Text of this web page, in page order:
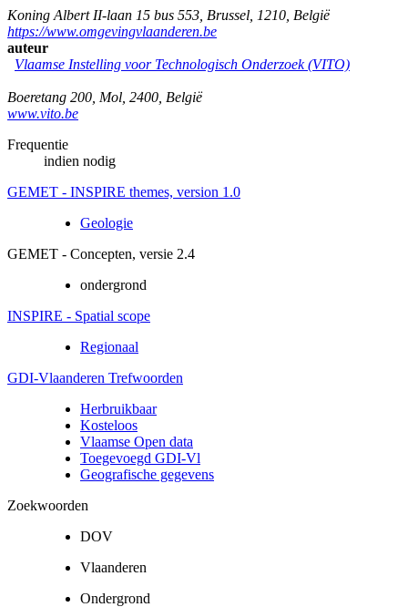
Koning Albert II-laan 15 bus 553 Brussel 1210 België
https://www.omgevingvlaanderen.be
auteur
Vlaamse Instelling voor Technologisch Onderzoek (VITO)
Boeretang 200 Mol 2400 België
www.vito.be
Frequentie
indien nodig
GEMET - INSPIRE themes, version 1.0
Geologie
GEMET - Concepten, versie 2.4
ondergrond
INSPIRE - Spatial scope
Regionaal
GDI-Vlaanderen Trefwoorden
Herbruikbaar
Kosteloos
Vlaamse Open data
Toegevoegd GDI-Vl
Geografische gegevens
Zoekwoorden
DOV
Vlaanderen
Ondergrond